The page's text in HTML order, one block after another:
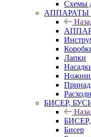
Схемы
АППАРАТЫ
Лапки
БИСЕР,
Бисер